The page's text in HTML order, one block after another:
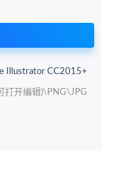
Illustrator CC2015+
打开编辑)\PNG\JPG